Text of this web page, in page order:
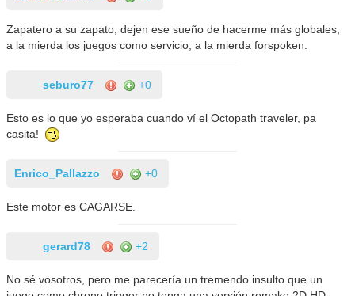
Zapatero a su zapato, dejen ese sueño de hacerme más globales,
a la mierda los juegos como servicio, a la mierda forspoken.
seburo77 +0
Esto es lo que yo esperaba cuando ví el Octopath traveler, pa
casita!
Enrico_Pallazzo +0
Este motor es CAGARSE.
gerard78 +2
No sé vosotros, pero me parecería un tremendo insulto que un